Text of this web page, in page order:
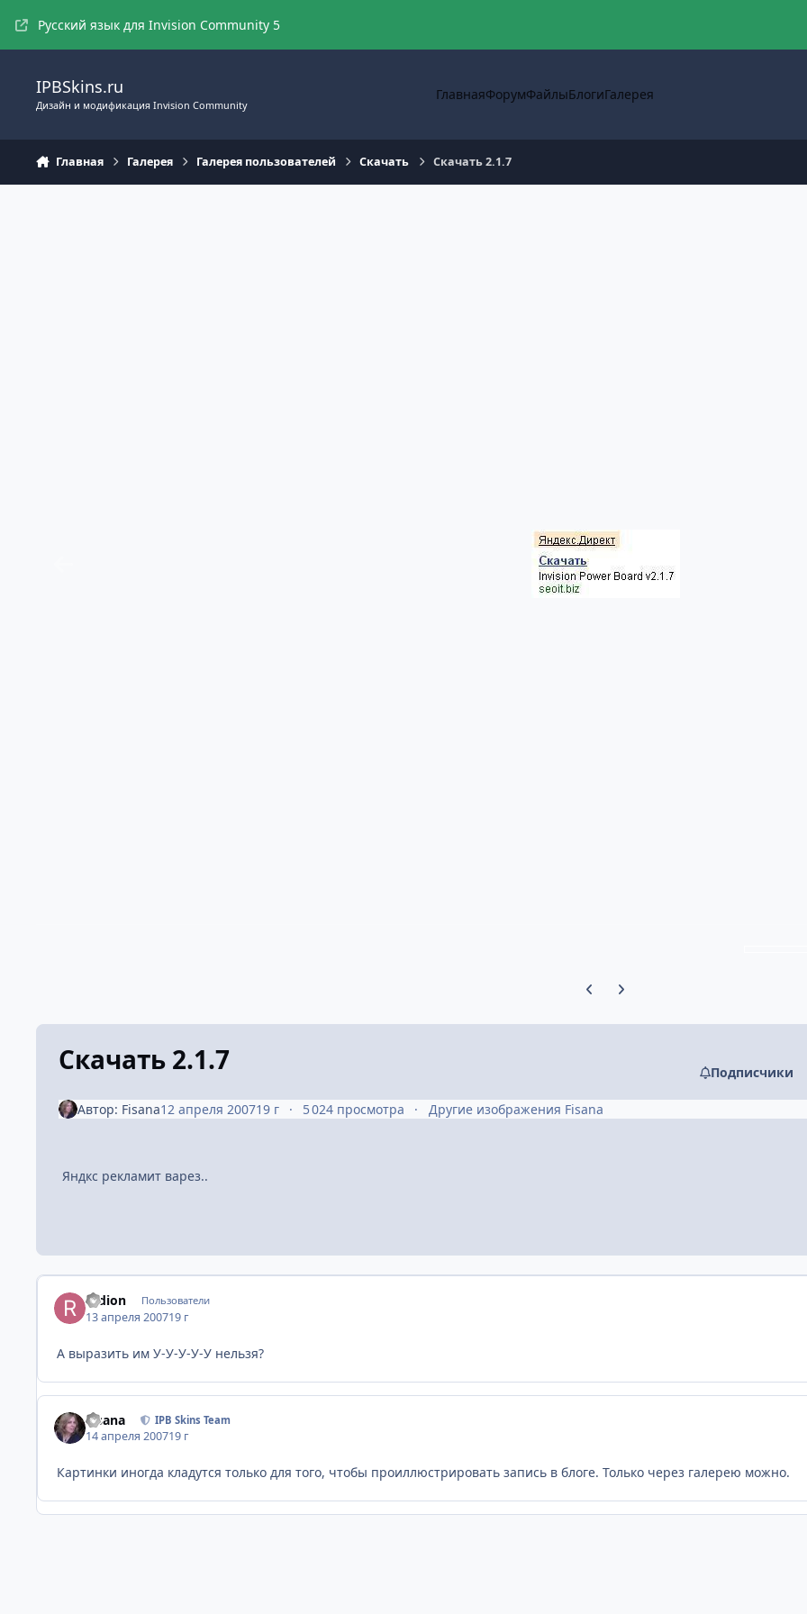
Русский язык для Invision Community 5
IPBSkins.ru
Дизайн и модификация Invision Community
ГлавнаяФорумФайлыБлогиГалерея
Главная Галерея Галерея пользователей Скачать Скачать 2.1.7
Предыдущий слайд карусели
Следующий слайд карусели
Скачать 2.1.7 Подписчики
Автор: Fisana12 апреля 200719 г 5 024 просмотра Другие изображения Fisana
Яндкс рекламит варез..
radion Пользователи
13 апреля 200719 г
А выразить им У-У-У-У-У нельзя?
Fisana IPB Skins Team
14 апреля 200719 г
Картинки иногда кладутся только для того, чтобы проиллюстрировать запись в блоге. Только через галерею можно.